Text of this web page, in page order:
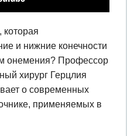
которая
и нижние конечности
онемения? Профессор
хирург Герцлия
о современных
применяемых в